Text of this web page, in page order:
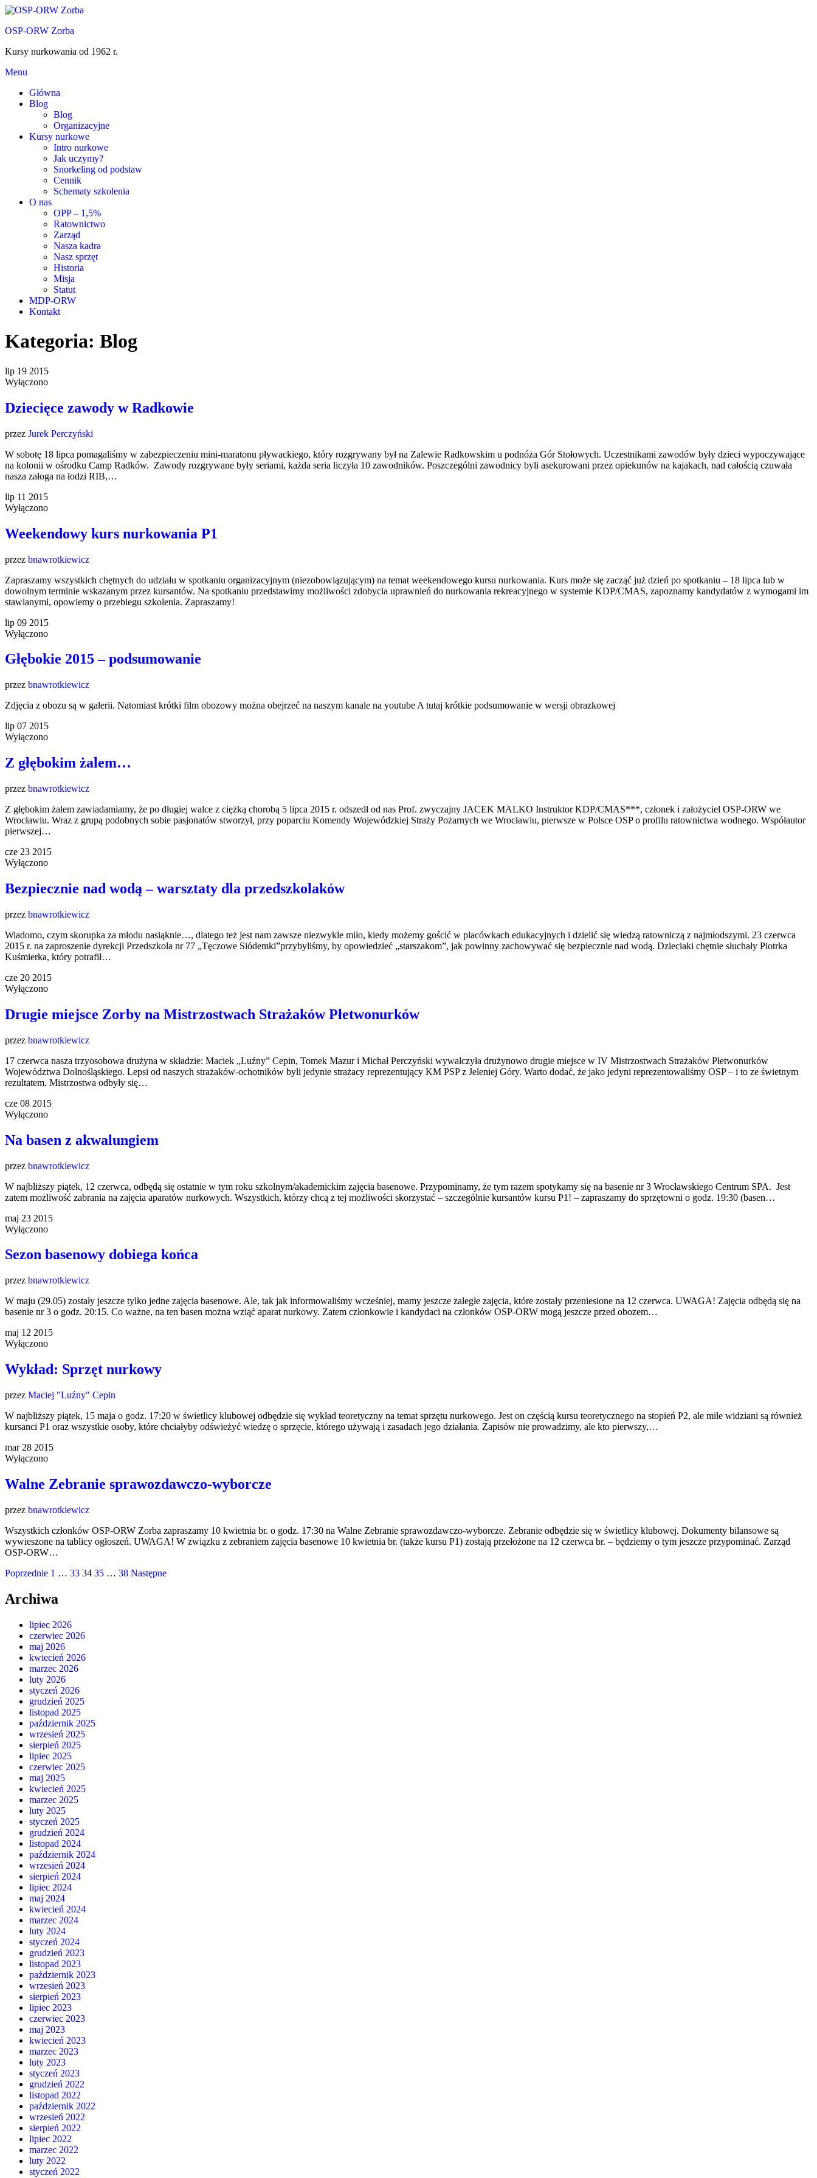
Przejdź
treści
OSP-ORW Zorba
Kursy nurkowania od 1962 r.
Menu
Główna
Blog
Blog
Organizacyjne
Kursy nurkowe
Intro nurkowe
Jak uczymy?
Snorkeling od podstaw
Cennik
Schematy szkolenia
O nas
OPP – 1,5%
Ratownictwo
Zarząd
Nasza kadra
Nasz sprzęt
Historia
Misja
Statut
MDP-ORW
Kontakt
Kategoria: Blog
lip 19 2015
Wyłączono
Dziecięce zawody w Radkowie
przez Jurek Perczyński
W sobotę 18 lipca pomagaliśmy w zabezpieczeniu mini-maratonu pływackiego, który rozgrywany był na Zalewie Radkowskim u podnóża Gór Stołowych. Uczestnikami zawodów były dzieci wypoczywające
na kolonii w ośrodku Camp Radków. Zawody rozgrywane były seriami, każda seria liczyła 10 zawodników. Poszczególni zawodnicy byli asekurowani przez opiekunów na kajakach, nad całością czuwała
nasza załoga na łodzi RIB,…
lip 11 2015
Wyłączono
Weekendowy kurs nurkowania P1
przez bnawrotkiewicz
Zapraszamy wszystkich chętnych do udziału w spotkaniu organizacyjnym (niezobowiązującym) na temat weekendowego kursu nurkowania. Kurs może się zacząć już dzień po spotkaniu – 18 lipca lub w
dowolnym terminie wskazanym przez kursantów. Na spotkaniu przedstawimy możliwości zdobycia uprawnień do nurkowania rekreacyjnego w systemie KDP/CMAS, zapoznamy kandydatów z wymogami im
stawianymi, opowiemy o przebiegu szkolenia. Zapraszamy!
lip 09 2015
Wyłączono
Głębokie 2015 – podsumowanie
przez bnawrotkiewicz
Zdjęcia z obozu są w galerii. Natomiast krótki film obozowy można obejrzeć na naszym kanale na youtube A tutaj krótkie podsumowanie w wersji obrazkowej
lip 07 2015
Wyłączono
Z głębokim żalem…
przez bnawrotkiewicz
Z głębokim żalem zawiadamiamy, że po długiej walce z ciężką chorobą 5 lipca 2015 r. odszedł od nas Prof. zwyczajny JACEK MALKO Instruktor KDP/CMAS***, członek i założyciel OSP-ORW we
Wrocławiu. Wraz z grupą podobnych sobie pasjonatów stworzył, przy poparciu Komendy Wojewódzkiej Straży Pożarnych we Wrocławiu, pierwsze w Polsce OSP o profilu ratownictwa wodnego. Współautor
pierwszej…
cze 23 2015
Wyłączono
Bezpiecznie nad wodą – warsztaty dla przedszkolaków
przez bnawrotkiewicz
Wiadomo, czym skorupka za młodu nasiąknie…, dlatego też jest nam zawsze niezwykle miło, kiedy możemy gościć w placówkach edukacyjnych i dzielić się wiedzą ratowniczą z najmłodszymi. 23 czerwca
2015 r. na zaproszenie dyrekcji Przedszkola nr 77 „Tęczowe Siódemki”przybyliśmy, by opowiedzieć „starszakom”, jak powinny zachowywać się bezpiecznie nad wodą. Dzieciaki chętnie słuchały Piotrka
Kuśmierka, który potrafił…
cze 20 2015
Wyłączono
Drugie miejsce Zorby na Mistrzostwach Strażaków Płetwonurków
przez bnawrotkiewicz
17 czerwca nasza trzyosobowa drużyna w składzie: Maciek „Luźny” Cepin, Tomek Mazur i Michał Perczyński wywalczyła drużynowo drugie miejsce w IV Mistrzostwach Strażaków Płetwonurków
Województwa Dolnośląskiego. Lepsi od naszych strażaków-ochotników byli jedynie strażacy reprezentujący KM PSP z Jeleniej Góry. Warto dodać, że jako jedyni reprezentowaliśmy OSP – i to ze świetnym
rezultatem. Mistrzostwa odbyły się…
cze 08 2015
Wyłączono
Na basen z akwalungiem
przez bnawrotkiewicz
W najbliższy piątek, 12 czerwca, odbędą się ostatnie w tym roku szkolnym/akademickim zajęcia basenowe. Przypominamy, że tym razem spotykamy się na basenie nr 3 Wrocławskiego Centrum SPA. Jest
zatem możliwość zabrania na zajęcia aparatów nurkowych. Wszystkich, którzy chcą z tej możliwości skorzystać – szczególnie kursantów kursu P1! – zapraszamy do sprzętowni o godz. 19:30 (basen…
maj 23 2015
Wyłączono
Sezon basenowy dobiega końca
przez bnawrotkiewicz
W maju (29.05) zostały jeszcze tylko jedne zajęcia basenowe. Ale, tak jak informowaliśmy wcześniej, mamy jeszcze zaległe zajęcia, które zostały przeniesione na 12 czerwca. UWAGA! Zajęcia odbędą się na
basenie nr 3 o godz. 20:15. Co ważne, na ten basen można wziąć aparat nurkowy. Zatem członkowie i kandydaci na członków OSP-ORW mogą jeszcze przed obozem…
maj 12 2015
Wyłączono
Wykład: Sprzęt nurkowy
przez Maciej "Luźny" Cepin
W najbliższy piątek, 15 maja o godz. 17:20 w świetlicy klubowej odbędzie się wykład teoretyczny na temat sprzętu nurkowego. Jest on częścią kursu teoretycznego na stopień P2, ale mile widziani są również
kursanci P1 oraz wszystkie osoby, które chciałyby odświeżyć wiedzę o sprzęcie, którego używają i zasadach jego działania. Zapisów nie prowadzimy, ale kto pierwszy,…
mar 28 2015
Wyłączono
Walne Zebranie sprawozdawczo-wyborcze
przez bnawrotkiewicz
Wszystkich członków OSP-ORW Zorba zapraszamy 10 kwietnia br. o godz. 17:30 na Walne Zebranie sprawozdawczo-wyborcze. Zebranie odbędzie się w świetlicy klubowej. Dokumenty bilansowe są
wywieszone na tablicy ogłoszeń. UWAGA! W związku z zebraniem zajęcia basenowe 10 kwietnia br. (także kursu P1) zostają przełożone na 12 czerwca br. – będziemy o tym jeszcze przypominać. Zarząd
OSP-ORW…
Stronicowanie
wpisów
Poprzednie 1 … 33 34 35 … 38 Następne
Archiwa
lipiec 2026
czerwiec 2026
maj 2026
kwiecień 2026
marzec 2026
luty 2026
styczeń 2026
grudzień 2025
listopad 2025
październik 2025
wrzesień 2025
sierpień 2025
lipiec 2025
czerwiec 2025
maj 2025
kwiecień 2025
marzec 2025
luty 2025
styczeń 2025
grudzień 2024
listopad 2024
październik 2024
wrzesień 2024
sierpień 2024
lipiec 2024
maj 2024
kwiecień 2024
marzec 2024
luty 2024
styczeń 2024
grudzień 2023
listopad 2023
październik 2023
wrzesień 2023
sierpień 2023
lipiec 2023
czerwiec 2023
maj 2023
kwiecień 2023
marzec 2023
luty 2023
styczeń 2023
grudzień 2022
listopad 2022
październik 2022
wrzesień 2022
sierpień 2022
lipiec 2022
marzec 2022
luty 2022
styczeń 2022